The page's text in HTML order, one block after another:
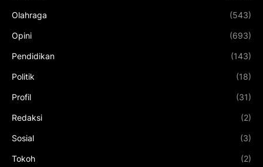
Olahraga (543)
Opini (693)
Pendidikan (143)
Politik (18)
Profil (31)
Redaksi (2)
Sosial (3)
Tokoh (2)